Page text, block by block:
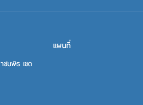
ชบพิธ เขต
แผนที่